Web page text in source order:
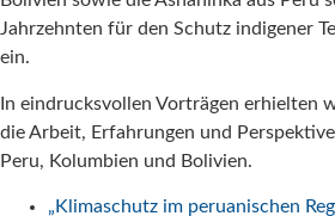
Jahrzehnten für den Schutz indigener
ein.
In eindrucksvollen Vorträgen erhielten
die Arbeit, Erfahrungen und
Peru, Kolumbien und Bolivien.
„Klimaschutz im peruanischen